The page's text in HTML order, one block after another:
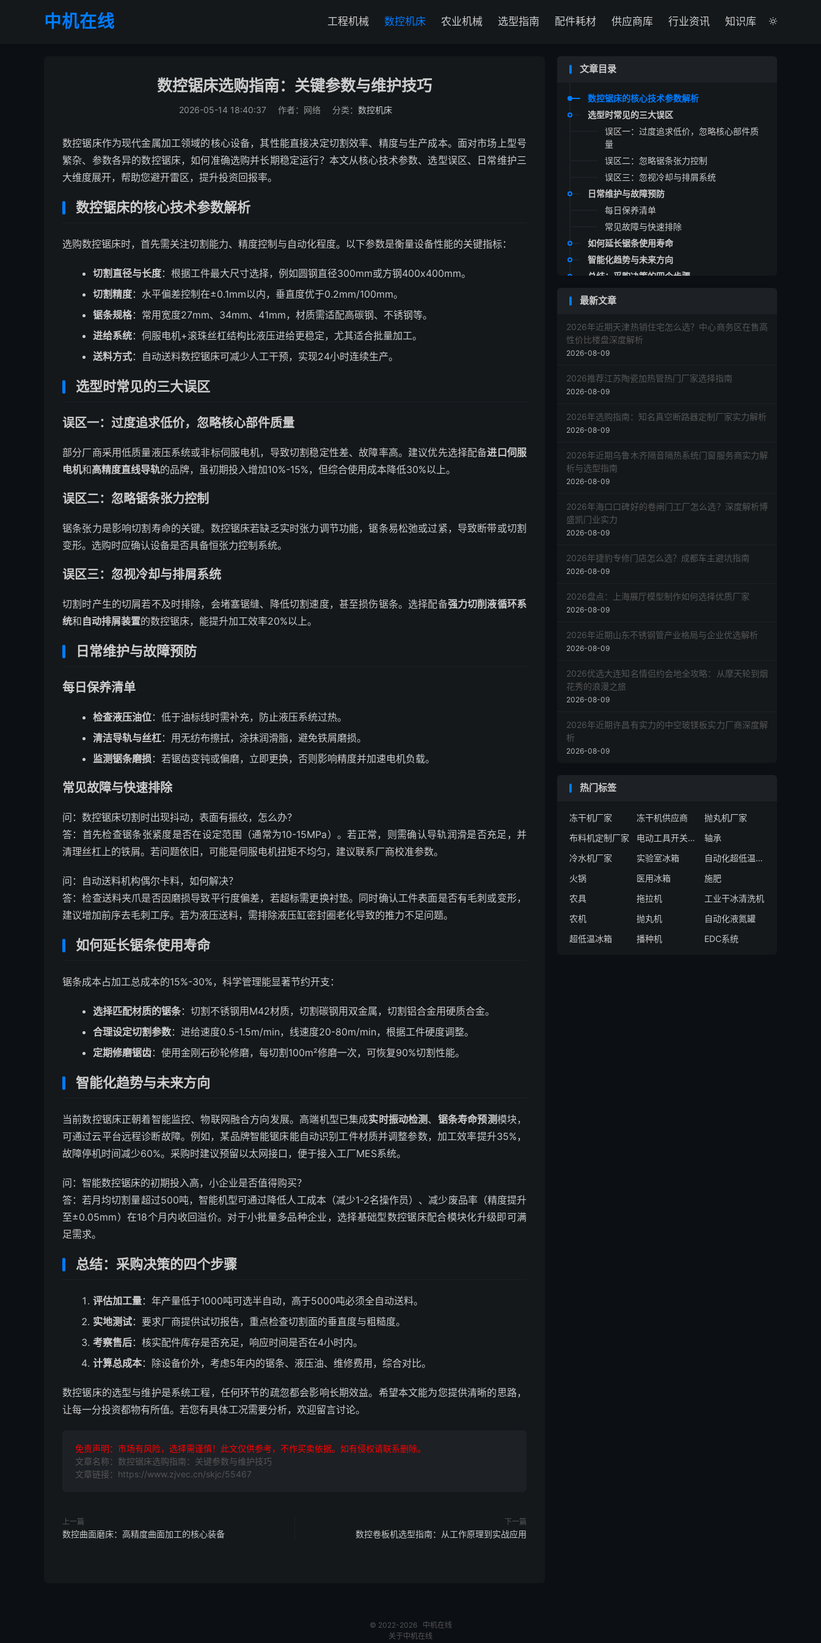
中机在线 
工程机械 数控机床 农业机械 选型指南 配件耗材 供应商库 行业资讯 知识库
数控锯床选购指南：关键参数与维护技巧
2026-05-14 18:40:37 作者：网络 分类： 数控机床
数控锯床作为现代金属加工领域的核心设备，其性能直接决定切割效率、精度与生产成本。面对市场上型号
繁杂、参数各异的数控锯床，如何准确选购并长期稳定运行？本文从核心技术参数、选型误区、日常维护三
大维度展开，帮助您避开雷区，提升投资回报率。
数控锯床的核心技术参数解析
选购数控锯床时，首先需关注切割能力、精度控制与自动化程度。以下参数是衡量设备性能的关键指标：
切割直径与长度：根据工件最大尺寸选择，例如圆钢直径300mm或方钢400x400mm。
切割精度：水平偏差控制在±0.1mm以内，垂直度优于0.2mm/100mm。
锯条规格：常用宽度27mm、34mm、41mm，材质需适配高碳钢、不锈钢等。
进给系统：伺服电机+滚珠丝杠结构比液压进给更稳定，尤其适合批量加工。
送料方式：自动送料数控锯床可减少人工干预，实现24小时连续生产。
选型时常见的三大误区
误区一：过度追求低价，忽略核心部件质量
部分厂商采用低质量液压系统或非标伺服电机，导致切割稳定性差、故障率高。建议优先选择配备进口伺服
电机和高精度直线导轨的品牌，虽初期投入增加10%-15%，但综合使用成本降低30%以上。
误区二：忽略锯条张力控制
锯条张力是影响切割寿命的关键。数控锯床若缺乏实时张力调节功能，锯条易松弛或过紧，导致断带或切割
变形。选购时应确认设备是否具备恒张力控制系统。
误区三：忽视冷却与排屑系统
切割时产生的切屑若不及时排除，会堵塞锯缝、降低切割速度，甚至损伤锯条。选择配备强力切削液循环系
统和自动排屑装置的数控锯床，能提升加工效率20%以上。
日常维护与故障预防
每日保养清单
检查液压油位：低于油标线时需补充，防止液压系统过热。
清洁导轨与丝杠：用无纺布擦拭，涂抹润滑脂，避免铁屑磨损。
监测锯条磨损 ：若锯齿变钝或偏磨，立即更换，否则影响精度并加速电机负载。
常见故障与快速排除
问：数控锯床切割时出现抖动，表面有振纹，怎么办？
答：首先检查锯条张紧度是否在设定范围（通常为10-15MPa）。若正常，则需确认导轨润滑是否充足，并
清理丝杠上的铁屑。若问题依旧，可能是伺服电机扭矩不均匀，建议联系厂商校准参数。
问：自动送料机构偶尔卡料，如何解决？
答：检查送料夹爪是否因磨损导致平行度偏差，若超标需更换衬垫。同时确认工件表面是否有毛刺或变形，
建议增加前序去毛刺工序。若为液压送料，需排除液压缸密封圈老化导致的推力不足问题。
如何延长锯条使用寿命
锯条成本占加工总成本的15%-30%，科学管理能显著节约开支：
选择匹配材质的锯条：切割不锈钢用M42材质，切割碳钢用双金属，切割铝合金用硬质合金。
合理设定切割参数：进给速度0.5-1.5m/min，线速度20-80m/min，根据工件硬度调整。
定期修磨锯齿：使用金刚石砂轮修磨，每切割100m²修磨一次，可恢复90%切割性能。
智能化趋势与未来方向
当前数控锯床正朝着智能监控、物联网融合方向发展。高端机型已集成实时振动检测、 锯条寿命预测模块，
可通过云平台远程诊断故障。例如，某品牌智能锯床能自动识别工件材质并调整参数，加工效率提升35%，
故障停机时间减少60%。采购时建议预留以太网接口，便于接入工厂MES系统。
问：智能数控锯床的初期投入高，小企业是否值得购买？
答：若月均切割量超过500吨，智能机型可通过降低人工成本（减少1-2名操作员）、减少废品率（精度提升
至±0.05mm）在18个月内收回溢价。对于小批量多品种企业，选择基础型数控锯床配合模块化升级即可满
足需求。
总结：采购决策的四个步骤
评估加工量：年产量低于1000吨可选半自动，高于5000吨必须全自动送料。
实地测试：要求厂商提供试切报告，重点检查切割面的垂直度与粗糙度。
考察售后：核实配件库存是否充足，响应时间是否在4小时内。
计算总成本：除设备价外，考虑5年内的锯条、液压油、维修费用，综合对比。
数控锯床的选型与维护是系统工程，任何环节的疏忽都会影响长期效益。希望本文能为您提供清晰的思路，
让每一分投资都物有所值。若您有具体工况需要分析，欢迎留言讨论。
免责声明：市场有风险，选择需谨慎！此文仅供参考，不作买卖依据。如有侵权请联系删除。
文章名称：数控锯床选购指南：关键参数与维护技巧
文章链接：https://www.zjvec.cn/skjc/55467
上一篇
数控曲面磨床：高精度曲面加工的核心装备
下一篇
数控卷板机选型指南：从工作原理到实战应用
文章目录
数控锯床的核心技术参数解析
选型时常见的三大误区
误区一：过度追求低价，忽略核心部件质
量
误区二：忽略锯条张力控制
误区三：忽视冷却与排屑系统
日常维护与故障预防
每日保养清单
常见故障与快速排除
如何延长锯条使用寿命
智能化趋势与未来方向
总结：采购决策的四个步骤
最新文章
2026年近期天津热销住宅怎么选？中心商务区在售高
性价比楼盘深度解析
2026-08-09
2026推荐江苏陶瓷加热管热门厂家选择指南
2026-08-09
2026年选购指南：知名真空断路器定制厂家实力解析
2026-08-09
2026年近期乌鲁木齐隔音隔热系统门窗服务商实力解
析与选型指南
2026-08-09
2026年海口口碑好的卷闸门工厂怎么选？深度解析博
盛凯门业实力
2026-08-09
2026年捷豹专修门店怎么选？成都车主避坑指南
2026-08-09
2026盘点：上海展厅模型制作如何选择优质厂家
2026-08-09
2026年近期山东不锈钢管产业格局与企业优选解析
2026-08-09
2026优选大连知名情侣约会地全攻略：从摩天轮到烟
花秀的浪漫之旅
2026-08-09
2026年近期许昌有实力的中空玻镁板实力厂商深度解
析
2026-08-09
热门标签
冻干机厂家 冻干机供应商
抛丸机厂家
布料机定制厂家
电动工具开关厂家
轴承
冷水机厂家
实验室冰箱
自动化超低温存储系统厂家
火锅
医用冰箱
施肥
农具
拖拉机
工业干冰清洗机
农机
抛丸机
自动化液氮罐
超低温冰箱
播种机 EDC系统
© 2022-2026 中机在线
关于中机在线